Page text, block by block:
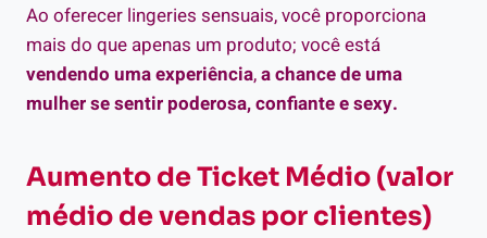
Ao oferecer lingeries sensuais, você proporciona
mais do que apenas um produto; você está
vendendo uma experiência,a chance de uma
mulher se sentir poderosa, confiante e sexy.
Aumento de Ticket Médio (valor
médio de vendas por clientes)